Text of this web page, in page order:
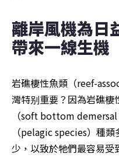
離岸風機為日
帶來一線生機
岩礁棲性魚類（reef-
灣特别重要？因為岩礁
（soft bottom
（pelagic species）種
少，以致於牠們最容易